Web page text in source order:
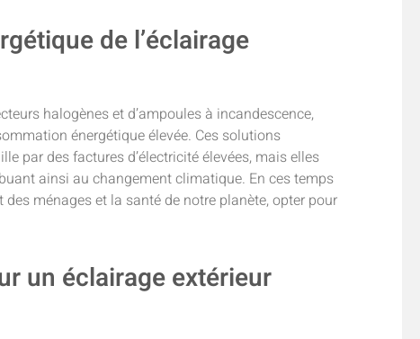
de l’éclairage
halogènes et d’ampoules à incandescence,
énergétique élevée. Ces solutions
par des factures d’électricité élevées, mais elles
ainsi au changement climatique. En ces temps
ménages et la santé de notre planète, opter pour
un éclairage extérieur